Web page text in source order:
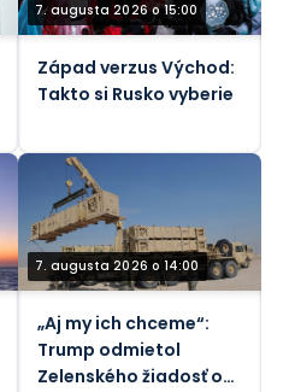
7. augusta 2026 o 15:00
Západ verzus Východ:
Takto si Rusko vyberie
7. augusta 2026 o 14:00
„Aj my ich chceme“:
Trump odmietol
Zelenského žiadosť o